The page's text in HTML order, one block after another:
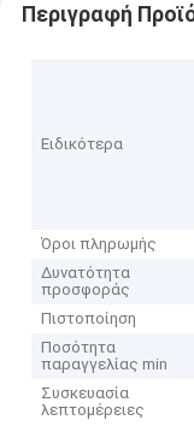
Περιγραφή
Ειδικότερα
Όροι πληρωμής
Δυνατότητα
προσφοράς
Πιστοποίηση
Ποσότητα
παραγγελίας min
Συσκευασία
λεπτομέρειες